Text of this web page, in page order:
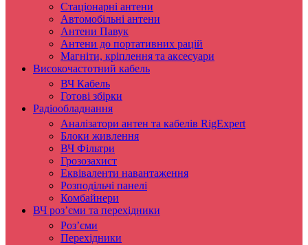
Стаціонарні антени
Автомобільні антени
Антени Павук
Антени до портативних рацій
Магніти, кріплення та аксесуари
Високочастотний кабель
ВЧ Кабель
Готові збірки
Радіообладнання
Аналізатори антен та кабелів RigExpert
Блоки живлення
ВЧ Фільтри
Грозозахист
Еквіваленти навантаження
Розподільчі панелі
Комбайнери
ВЧ роз’єми та перехідники
Роз’єми
Перехідники